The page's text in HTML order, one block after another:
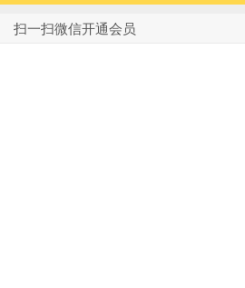
扫一扫微信开通会员